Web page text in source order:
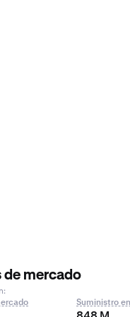
de mercado
Suministro